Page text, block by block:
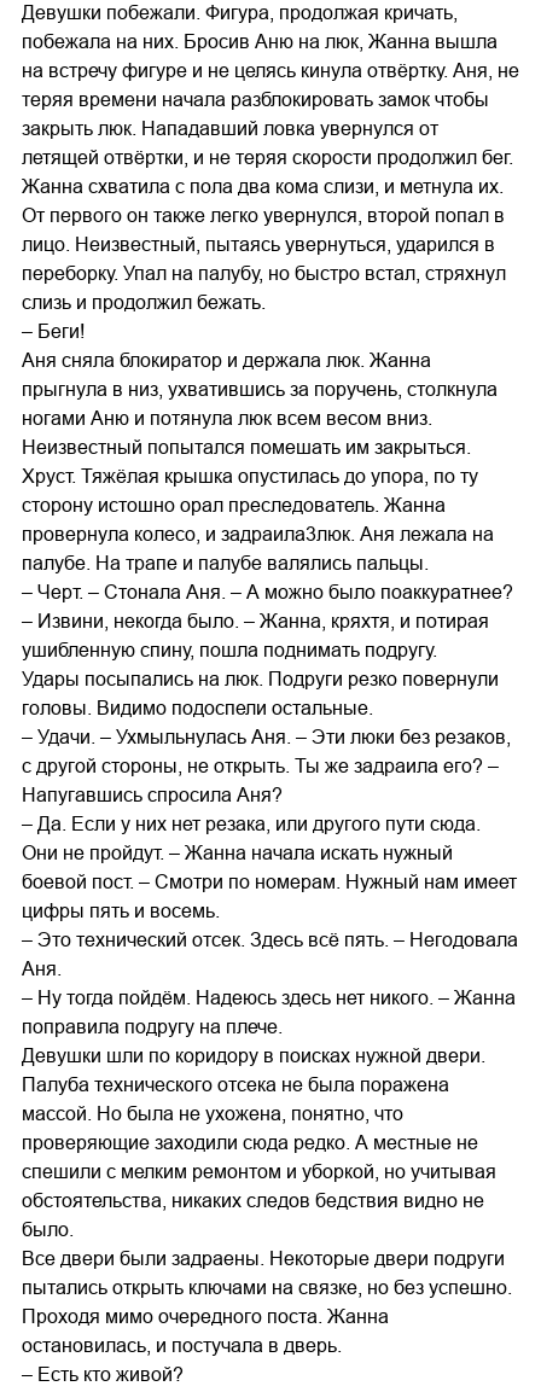
Девушки побежали. Фигура, продолжая кричать,
побежала на них. Бросив Аню на люк, Жанна вышла
на встречу фигуре и не целясь кинула отвёртку. Аня, не
теряя времени начала разблокировать замок чтобы
закрыть люк. Нападавший ловка увернулся от
летящей отвёртки, и не теряя скорости продолжил бег.
Жанна схватила с пола два кома слизи, и метнула их.
От первого он также легко увернулся, второй попал в
лицо. Неизвестный, пытаясь увернуться, ударился в
переборку. Упал на палубу, но быстро встал, стряхнул
слизь и продолжил бежать.
– Беги!
Аня сняла блокиратор и держала люк. Жанна
прыгнула в низ, ухватившись за поручень, столкнула
ногами Аню и потянула люк всем весом вниз.
Неизвестный попытался помешать им закрыться.
Хруст. Тяжёлая крышка опустилась до упора, по ту
сторону истошно орал преследователь. Жанна
провернула колесо, и задраила3люк. Аня лежала на
палубе. На трапе и палубе валялись пальцы.
– Черт. – Стонала Аня. – А можно было поаккуратнее?
– Извини, некогда было. – Жанна, кряхтя, и потирая
ушибленную спину, пошла поднимать подругу.
Удары посыпались на люк. Подруги резко повернули
головы. Видимо подоспели остальные.
– Удачи. – Ухмыльнулась Аня. – Эти люки без резаков,
с другой стороны, не открыть. Ты же задраила его? –
Напугавшись спросила Аня?
– Да. Если у них нет резака, или другого пути сюда.
Они не пройдут. – Жанна начала искать нужный
боевой пост. – Смотри по номерам. Нужный нам имеет
цифры пять и восемь.
– Это технический отсек. Здесь всё пять. – Негодовала
Аня.
– Ну тогда пойдём. Надеюсь здесь нет никого. – Жанна
поправила подругу на плече.
Девушки шли по коридору в поисках нужной двери.
Палуба технического отсека не была поражена
массой. Но была не ухожена, понятно, что
проверяющие заходили сюда редко. А местные не
спешили с мелким ремонтом и уборкой, но учитывая
обстоятельства, никаких следов бедствия видно не
было.
Все двери были задраены. Некоторые двери подруги
пытались открыть ключами на связке, но без успешно.
Проходя мимо очередного поста. Жанна
остановилась, и постучала в дверь.
– Есть кто живой?